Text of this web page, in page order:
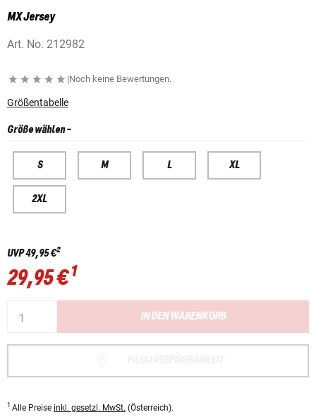
MX Jersey
Art. No. 212982
|Noch keine Bewertungen.
Größentabelle
Größe wählen-
S M L XL
2XL
UVP49,95 €2
29,95 €1
IN DEN WARENKORB
1 Alle Preise inkl. gesetzl. MwSt. (Österreich).